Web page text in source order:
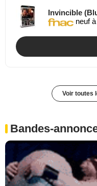
Invincible
neuf
Voir toutes
Bandes-